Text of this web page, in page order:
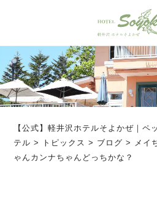
【公式】軽井沢ホテルそよかぜ｜ペ
テル > トピックス > ブログ > メイ
ゃんカンナちゃんどっちかな？